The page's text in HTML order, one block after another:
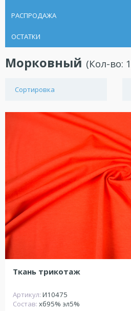
РАСПРОДАЖА
ОСТАТКИ
Морковный (Кол-во: 1
Сортировка
Ткань трикотаж
Артикул: И10475
Состав: хб95% эл5%